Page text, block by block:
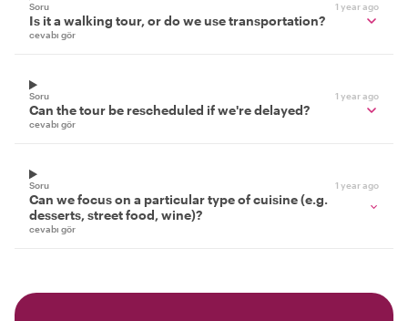
Soru 1 year ago
Is it a walking tour, or do we use transportation?
cevabı gör
Soru 1 year ago
Can the tour be rescheduled if we're delayed?
cevabı gör
Soru 1 year ago
Can we focus on a particular type of cuisine (e.g.
desserts, street food, wine)?
cevabı gör